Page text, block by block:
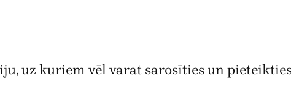
uz kuriem vēl varat sarosīties un